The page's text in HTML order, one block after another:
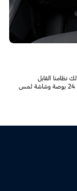
نظامنا القابل
للتّخصيص والبديهي صورًا مذهلة عبر شاشة بانوراميّة قياس 24 بوصة وشاشة لمس